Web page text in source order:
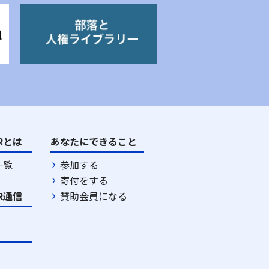
とは
覧
通信
あなたにできること
参加する
寄付をする
賛助会員になる